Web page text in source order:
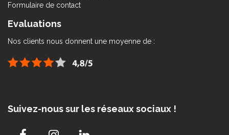
Formulaire de contact
Evaluations
Nos clients nous donnent une moyenne de :
Suivez-nous sur les réseaux sociaux !